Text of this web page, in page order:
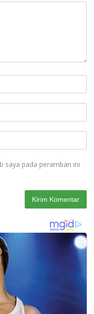
saya pada peramban ini